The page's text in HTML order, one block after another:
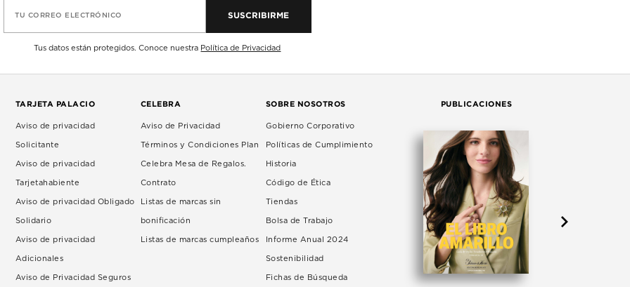
TU CORREO ELECTRÓNICO SUSCRIBIRME
Tus datos están protegidos. Conoce nuestra Política de Privacidad
TARJETA PALACIO
Aviso de privacidad
Solicitante
Aviso de privacidad
Tarjetahabiente
Aviso de privacidad Obligado
Solidario
Aviso de privacidad
Adicionales
Aviso de Privacidad Seguros
CELEBRA
Aviso de Privacidad
Términos y Condiciones Plan
Celebra Mesa de Regalos.
Contrato
Listas de marcas sin
bonificación
Listas de marcas cumpleaños
SOBRE NOSOTROS
Gobierno Corporativo
Políticas de Cumplimiento
Historia
Código de Ética
Tiendas
Bolsa de Trabajo
Informe Anual 2024
Sostenibilidad
Fichas de Búsqueda
PUBLICACIONES